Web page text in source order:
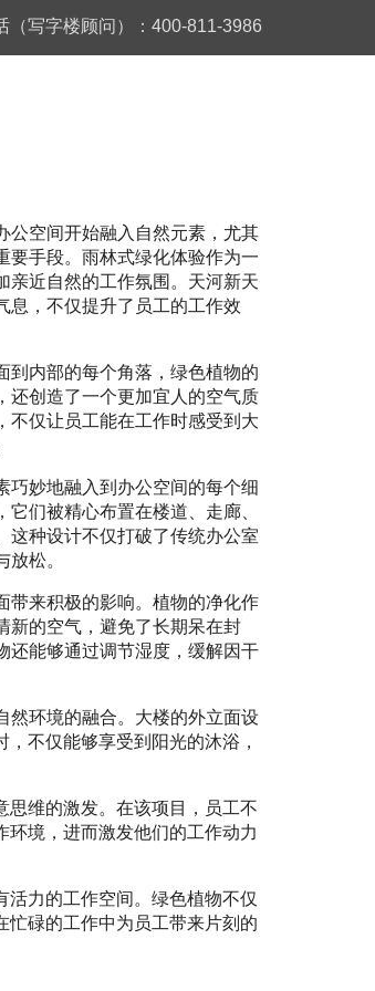
（写字楼顾问）：400-811-3986
公空间开始融入自然元素，尤其
要手段。雨林式绿化体验作为一
亲近自然的工作氛围。天河新天
息，不仅提升了员工的工作效
到内部的每个角落，绿色植物的
还创造了一个更加宜人的空气质
不仅让员工能在工作时感受到大
巧妙地融入到办公空间的每个细
们被精心布置在楼道、走廊、
这种设计不仅打破了传统办公室
松。
带来积极的影响。植物的净化作
新的空气，避免了长期呆在封
还能够通过调节湿度，缓解因干
然环境的融合。大楼的外立面设
不仅能够享受到阳光的沐浴，
思维的激发。在该项目，员工不
境，进而激发他们的工作动力
力的工作空间。绿色植物不仅
忙碌的工作中为员工带来片刻的